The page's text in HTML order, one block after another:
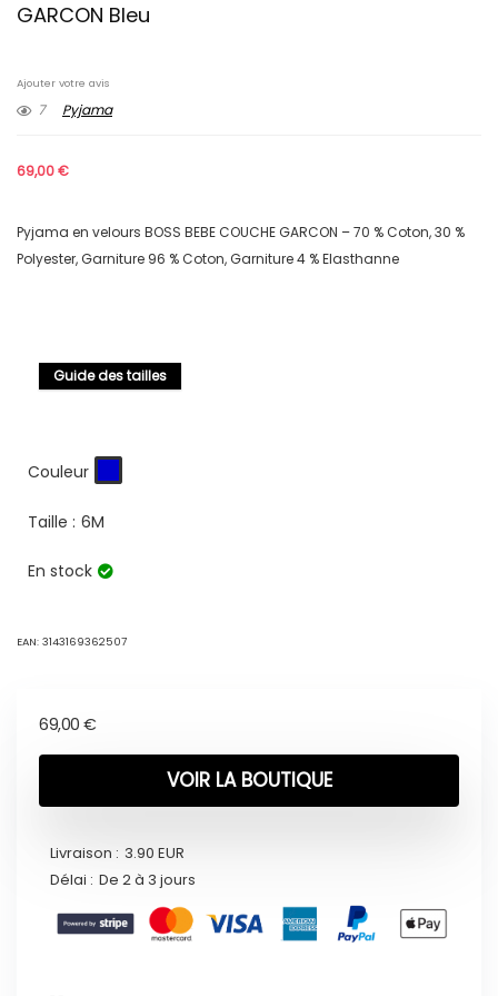
GARCON Bleu
Ajouter votre avis
7 Pyjama
69,00€
Pyjama en velours BOSS BEBE COUCHE GARCON – 70 % Coton, 30 %
Polyester, Garniture 96 % Coton, Garniture 4 % Elasthanne
Guide des tailles
Couleur
Taille : 6M
En stock
EAN: 3143169362507
69,00 €
VOIR LA BOUTIQUE
Livraison : 3.90 EUR
Délai : De 2 à 3 jours